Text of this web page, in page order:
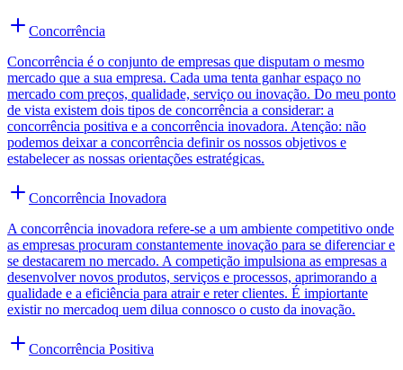
Concorrência
Concorrência é o conjunto de empresas que disputam o mesmo
mercado que a sua empresa. Cada uma tenta ganhar espaço no
mercado com preços, qualidade, serviço ou inovação. Do meu ponto
de vista existem dois tipos de concorrência a considerar: a
concorrência positiva e a concorrência inovadora. Atenção: não
podemos deixar a concorrência definir os nossos objetivos e
estabelecer as nossas orientações estratégicas.
Concorrência Inovadora
A concorrência inovadora refere-se a um ambiente competitivo onde
as empresas procuram constantemente inovação para se diferenciar e
se destacarem no mercado. A competição impulsiona as empresas a
desenvolver novos produtos, serviços e processos, aprimorando a
qualidade e a eficiência para atrair e reter clientes. É impiortante
existir no mercadoq uem dilua connosco o custo da inovação.
Concorrência Positiva